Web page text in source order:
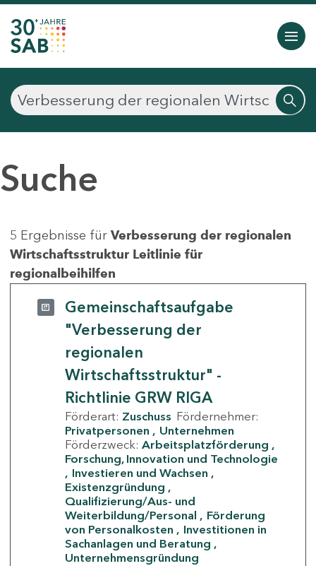
Suche
5 Ergebnisse für Verbesserung der regionalen
Wirtschaftsstruktur Leitlinie für
regionalbeihilfen
Gemeinschaftsaufgabe
"Verbesserung der
regionalen
Wirtschaftsstruktur" -
Richtlinie GRW RIGA
Förderart: Zuschuss Fördernehmer:
Privatpersonen
Unternehmen
Förderzweck: Arbeitsplatzförderung
Forschung, Innovation und Technologie
Investieren und Wachsen
Existenzgründung
Qualifizierung/Aus- und
Weiterbildung/Personal
Förderung
von Personalkosten
Investitionen in
Sachanlagen und Beratung
Unternehmensgründung